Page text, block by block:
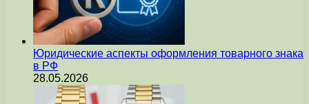
Юридические аспекты оформления товарного знака
в РФ
28.05.2026